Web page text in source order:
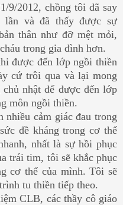
9/2012, chồng tôi đã say
lần và đã thấy được sự
thân như đỡ mệt mỏi,
trong gia đình hơn.
được đến lớp ngồi thiền
cứ trôi qua và lại mong
nhật để được đến lớp
môn ngồi thiền.
cảm giác đau trong
đề kháng trong cơ thể
nhất là sự hồi phục
trái tim, tôi sẽ khắc phục
cơ thể của mình. Tôi sẽ
tu thiền tiếp theo.
CLB, các thầy cô giáo